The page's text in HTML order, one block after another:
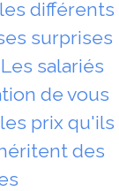
différents
surprises
salariés
de vous
prix qu'ils
des